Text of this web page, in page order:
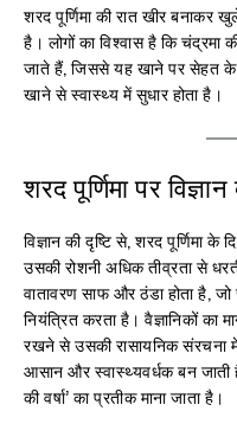
शरद पूर्णिमा की रात खीर बनाकर
है। लोगों का विश्वास है कि
जाते हैं, जिससे यह खाने पर सेहत के
खाने से स्वास्थ्य में सुधार होता है।
शरद पूर्णिमा पर
विज्ञान की दृष्टि से, शरद पूर्णिमा
उसकी रोशनी अधिक तीव्रता से
वातावरण साफ और ठंडा होता है, जो
नियंत्रित करता है। वैज्ञानिकों का
रखने से उसकी रासायनिक संरचना
आसान और स्वास्थ्यवर्धक बन
की वर्षा’ का प्रतीक माना जाता है।